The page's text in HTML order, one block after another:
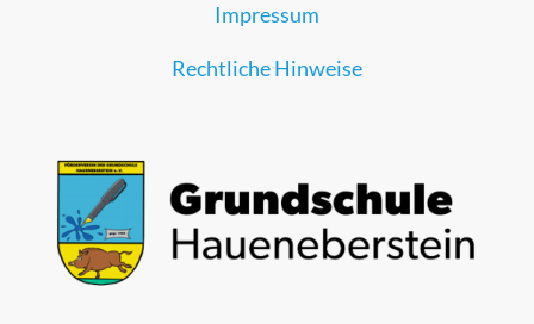
Impressum
Rechtliche Hinweise